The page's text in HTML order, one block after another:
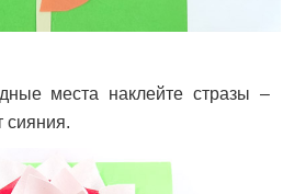
места наклейте стразы –
сияния.